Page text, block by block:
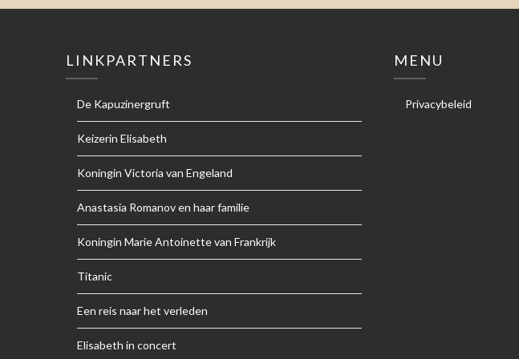
LINKPARTNERS
De Kapuzinergruft
Keizerin Elisabeth
Koningin Victoria van Engeland
Anastasia Romanov en haar familie
Koningin Marie Antoinette van Frankrijk
Titanic
Een reis naar het verleden
Elisabeth in concert
MENU
Privacybeleid